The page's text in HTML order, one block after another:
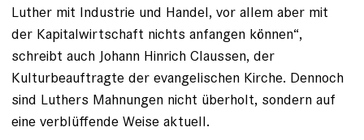
Luther mit Industrie und Handel, vor allem aber mit
der Kapitalwirtschaft nichts anfangen können“,
schreibt auch Johann Hinrich Claussen, der
Kulturbeauftragte der evangelischen Kirche. Dennoch
sind Luthers Mahnungen nicht überholt, sondern auf
eine verblüffende Weise aktuell.